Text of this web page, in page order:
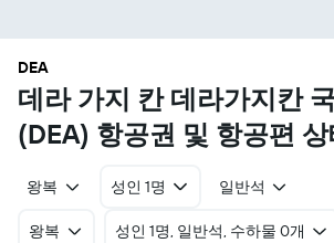
DEA
데라 가지 칸 데라가지칸
(DEA) 항공권 및 항공편 상
왕복 성인 1명 일반석
왕복 ​성인 1명, 일반석, 수하물 0개